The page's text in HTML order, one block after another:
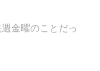
金曜のことだっ